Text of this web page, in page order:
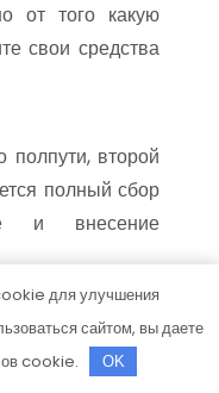
от того какую
свои средства
второй
полный сбор
и внесение
для улучшения
сайтом, вы даете
cookie.
OK